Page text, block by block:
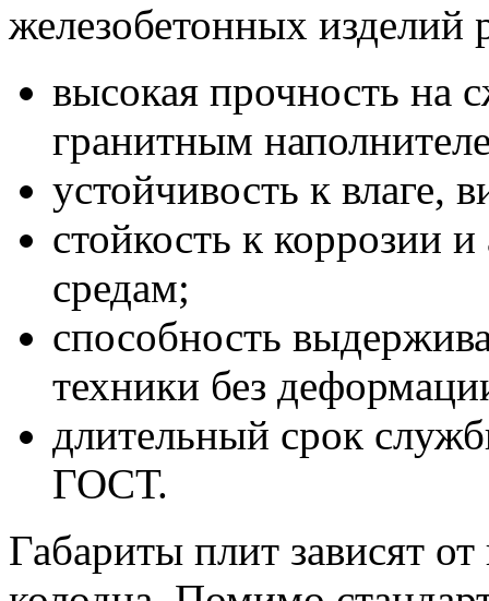
железобетонных изделий
высокая прочность на
гранитным
устойчивость к влаге,
стойкость к коррозии
средам;
способность
техники без
длительный срок
ГОСТ.
Габариты плит зависят